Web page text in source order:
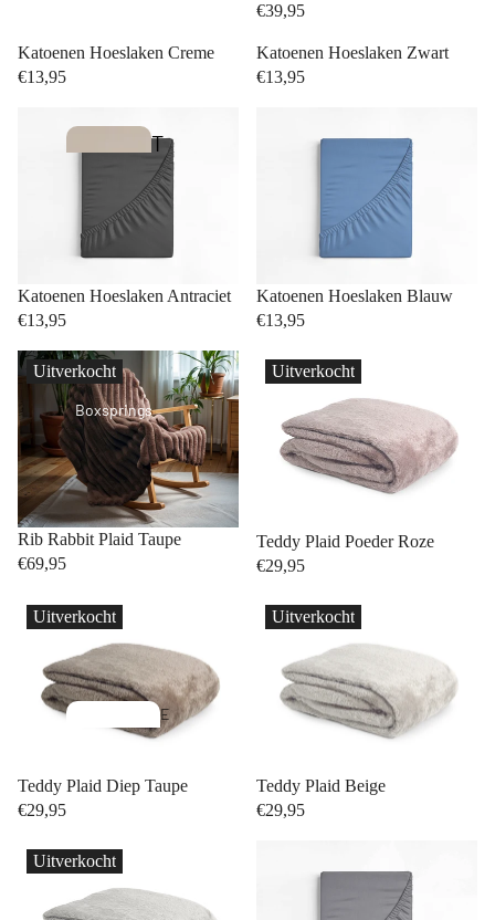
o
B
u
i
n
s
s
C
l
a
s
e
c
o
T
T
w
e
e
s
o
o
n
s
b
d
e
n
Boxsprings
E
e
p
o
€39,95
Katoenen Hoeslaken Creme
€13,95
Katoenen Hoeslaken Zwart
€13,95
Katoenen Hoeslaken Antraciet
€13,95
Katoenen Hoeslaken Blauw
€13,95
Uitverkocht
Rib Rabbit Plaid Taupe
€69,95
Uitverkocht
Teddy Plaid Poeder Roze
€29,95
Uitverkocht
Teddy Plaid Diep Taupe
€29,95
Uitverkocht
Teddy Plaid Beige
€29,95
Uitverkocht